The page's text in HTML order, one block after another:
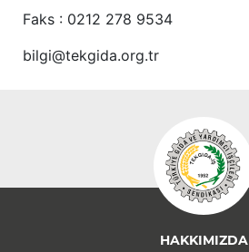
Faks : 0212 278 9534
bilgi@tekgida.org.tr
HAKKIMIZDA